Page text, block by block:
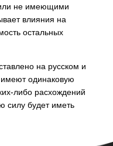
не имеющими
влияния на
остальных
на русском и
одинаковую
либо расхождений
силу будет иметь